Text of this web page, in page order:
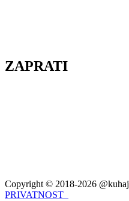
ZAPRATI
Copyright © 2018-2026
PRIVATNOST